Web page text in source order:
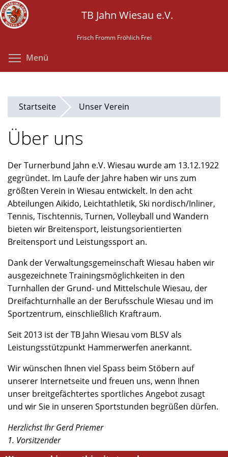
Direkt
zum
Inhalt
TB Jahn Wiesau e.V.
Frisch Fromm Fröhlich Frei
Menü
Startseite Unser Verein
Über uns
Der Turnerbund Jahn e.V. Wiesau wurde am 13.12.1922
gegründet. Im Laufe der Jahre haben wir uns zum
größten Verein in Wiesau entwickelt. In den acht
Abteilungen Aikido, Leichtathletik, Ski nordisch/Inliner,
Tennis, Tischtennis, Turnen, Volleyball und Wandern
bieten wir Breitensport, leistungsorientierten
Breitensport und Leistungssport an.
Dank der Verwaltungsgemeinschaft Wiesau haben wir
ausgezeichnete Trainingsmöglichkeiten in den
Turnhallen der Grund- und Mittelschule Wiesau, der
Dreifachturnhalle an der Berufsschule Wiesau und im
Sportzentrum, einschließlich Kraftraum.
Seit 2013 ist der TB Jahn Wiesau vom BLSV als
Leistungsstützpunkt Hammerwerfen anerkannt.
Wir wünschen Ihnen viel Spass beim Stöbern auf
unserer Internetseite und freuen uns, wenn Ihnen
unser breitgefächtertes sportliches Angebot zusagt
und wir Sie in unseren Sportstunden begrüßen dürfen.
Herzlichst Ihr Gerd Priemer
1. Vorsitzender